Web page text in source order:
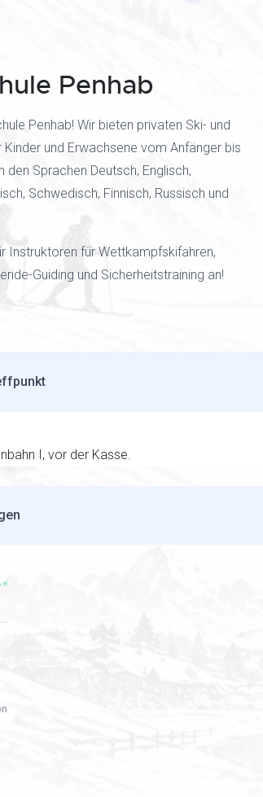
Penhab
Penhab! Wir bieten privaten Ski- und
und Erwachsene vom Anfänger bis
Sprachen Deutsch, Englisch,
Schwedisch, Finnisch, Russisch und
Instruktoren für Wettkampfskifahren,
Guiding und Sicherheitstraining an!
I, vor der Kasse.